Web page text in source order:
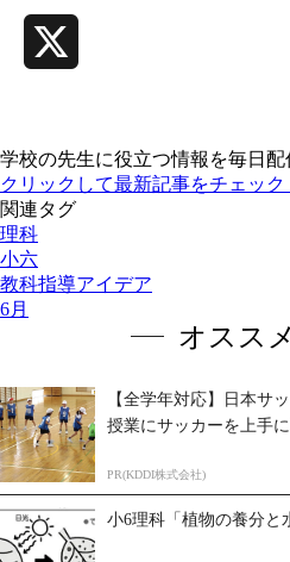
学校の先生に役立つ情報を毎日配
クリックして最新記事をチェック
関連タグ
理科
小六
教科指導アイデア
6月
オスス
【全学年対応】日本サ
授業にサッカーを上手に
PR(KDDI株式会社)
小6理科「植物の養分と